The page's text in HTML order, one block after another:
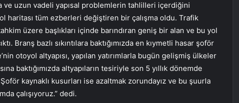
ve uzun vadeli yapısal problemlerin tahlilleri içerdiğini
haritası tüm ezberleri değiştiren bir çalışma oldu. Trafik
üzere başlıkları içinde barındıran geniş bir alan ve bu yol
Branş bazlı sıkıntılara baktığımızda en kıymetli hasar şoför
otoyol altyapısı, yapılan yatırımlarla bugün gelişmiş ülkeler
baktığımızda altyapıların tesiriyle son 5 yıllık dönemde
kaynaklı kusurları ise azaltmak zorundayız ve bu şuurla
çalışıyoruz.” dedi.